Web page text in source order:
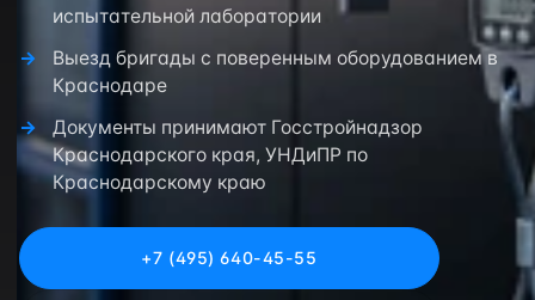
испытательной лаборатории
Выезд бригады с поверенным оборудованием в
Краснодаре
Документы принимают Госстройнадзор
Краснодарского края, УНДиПР по
Краснодарскому краю
+7 (495) 640-45-55